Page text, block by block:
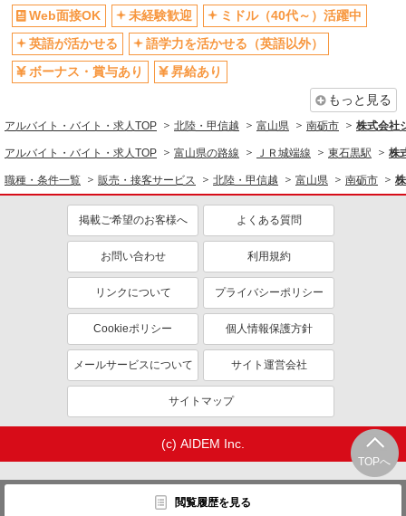
交通費支給
社会保険あり
社員登用あり
TOPへ
閲覧履歴を見る
Web面接OK
未経験歓迎
ミドル（40代～）活躍中
英語が活かせる
語学力を活かせる（英語以外）
ボーナス・賞与あり
昇給あり
もっと見る
アルバイト・バイト・求人TOP 北陸・甲信越 富山県 南砺市 株式会社
アルバイト・バイト・求人TOP 富山県の路線 ＪＲ城端線 東石黒駅 株
職種・条件一覧 販売・接客サービス 北陸・甲信越 富山県 南砺市
掲載ご希望のお客様へ よくある質問
お問い合わせ 利用規約
リンクについて プライバシーポリシー
Cookieポリシー 個人情報保護方針
メールサービスについて サイト運営会社
サイトマップ
(c) AIDEM Inc.